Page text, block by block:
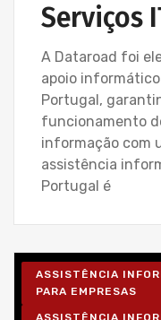
Serviços
A Dataroad foi
apoio informático
Portugal,
funcionamento
informação com
assistência
Portugal é
ASSISTÊNCIA
PARA EMPRESAS
ASSISTÊNCIA